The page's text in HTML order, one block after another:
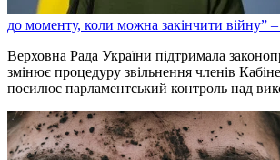
до моменту, коли можна закінчити війну”
Верховна Рада України підтримала
змінює процедуру звільнення членів
посилює парламентський контроль над